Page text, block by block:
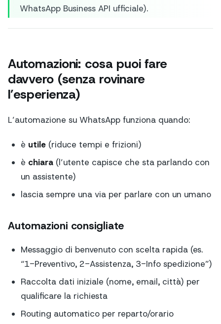
WhatsApp Business API ufficiale).
Automazioni: cosa puoi fare
davvero (senza rovinare
l’esperienza)
L’automazione su WhatsApp funziona quando:
è utile(riduce tempi e frizioni)
è chiara(l’utente capisce che sta parlando con
un assistente)
lascia sempre una via per parlare con un umano
Automazioni consigliate
Messaggio di benvenuto con scelta rapida (es.
“1-Preventivo, 2-Assistenza, 3-Info spedizione”)
Raccolta dati iniziale (nome, email, città) per
qualificare la richiesta
Routing automatico per reparto/orario